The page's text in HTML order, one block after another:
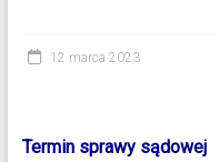
12 marca 2023
Termin sprawy sądowej